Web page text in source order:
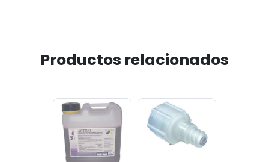
Productos relacionados